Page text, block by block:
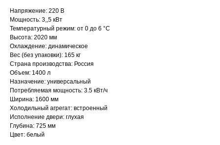
Напряжение: 220 В
Мощность: 3,,5 кВт
Температурный режим: от 0 до 6 °C
Высота: 2020 мм
Охлаждение: динамическое
Вес (без упаковки): 165 кг
Страна производства: Россия
Объем: 1400 л
Назначение: универсальный
Потребляемая мощность: 3.5 кВт/ч
Ширина: 1600 мм
Холодильный агрегат: встроенный
Исполнение двери: глухая
Глубина: 725 мм
Цвет: белый